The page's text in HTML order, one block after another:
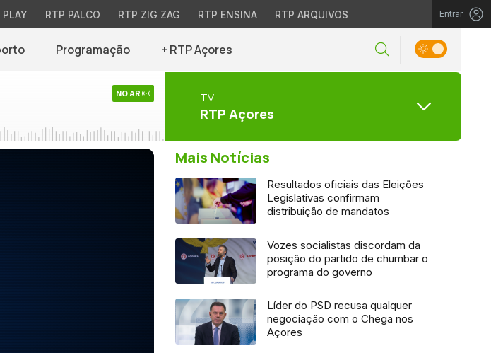
PLAY RTP PALCO RTP ZIG ZAG RTP ENSINA RTP ARQUIVOS Entrar
Programação + RTP Açores
NO AR TV
RTP Açores
Mais Notícias
Resultados oficiais das Eleições
Legislativas confirmam
distribuição de mandatos
Vozes socialistas discordam da
posição do partido de chumbar o
programa do governo
Líder do PSD recusa qualquer
negociação com o Chega nos
Açores